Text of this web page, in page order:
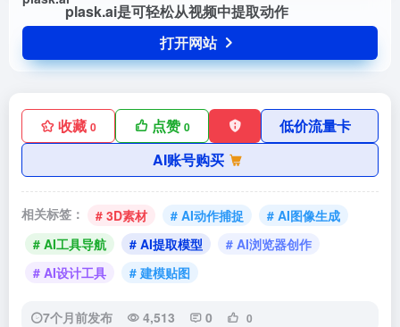
plask.ai是可轻松从视频中提取动作
打开网站
收藏 0 点赞0
低价流量卡
AI账号购买
相关标签： # 3D素材 # AI动作捕捉
# AI图像生成
# AI工具导航
# AI提取模型
# AI浏览器创作
# AI设计工具
# 建模贴图
7个月前发布 4,513 0 0